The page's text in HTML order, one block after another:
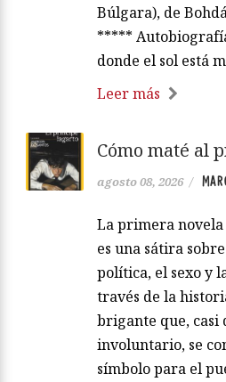
Búlgara), de
*****
donde el sol está
Leer más
Cómo maté al
agosto 08, 2026 /
La primera novela
es una sátira
política, el sexo y
través de la
brigante que, casi
involuntario, se
símbolo para el